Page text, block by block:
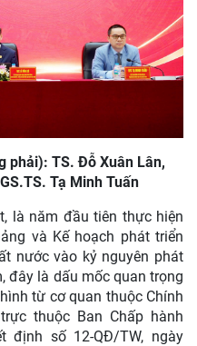
phải): TS. Đỗ Xuân Lân,
Tạ Minh Tuấn
là năm đầu tiên thực hiện
và Kế hoạch phát triển
nước vào kỷ nguyên phát
đây là dấu mốc quan trọng
từ cơ quan thuộc Chính
thuộc Ban Chấp hành
định số 12-QĐ/TW, ngày